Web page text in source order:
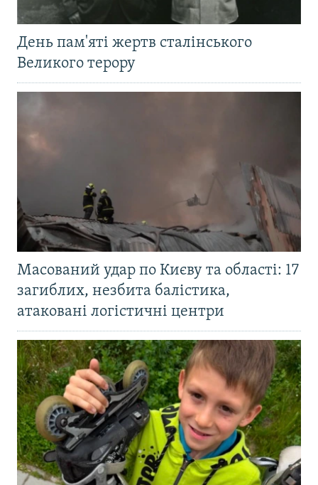
День пам'яті жертв сталінського
Великого терору
Масований удар по Києву та області: 17
загиблих, незбита балістика,
атаковані логістичні центри